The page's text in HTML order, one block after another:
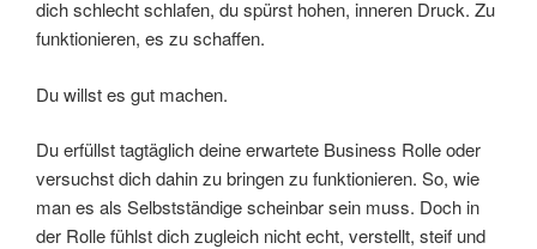
dich schlecht schlafen, du spürst hohen, inneren Druck. Zu
funktionieren, es zu schaffen.
Du willst es gut machen.
Du erfüllst tagtäglich deine erwartete Business Rolle oder
versuchst dich dahin zu bringen zu funktionieren. So, wie
man es als Selbstständige scheinbar sein muss. Doch in
der Rolle fühlst dich zugleich nicht echt, verstellt, steif und